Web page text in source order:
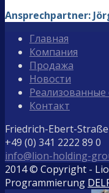
Ansprechpartner:
Главная
Компания
Продажа
Новости
Контакт
Friedrich-Ebert-
+49 (0) 341 2222 89 0
info@lion-holding-
2014 © Copyright -
Programmierung